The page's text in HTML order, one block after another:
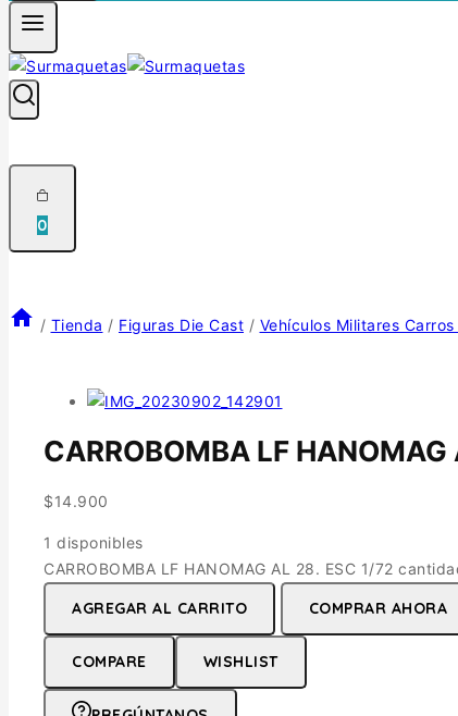
0
/ Tienda / Figuras Die Cast / Vehículos Militares Carros
CARROBOMBA LF HANOMAG
$14.900
1 disponibles
CARROBOMBA LF HANOMAG AL 28. ESC 1/72
AGREGAR AL CARRITO COMPRAR AHORA
COMPARE WISHLIST